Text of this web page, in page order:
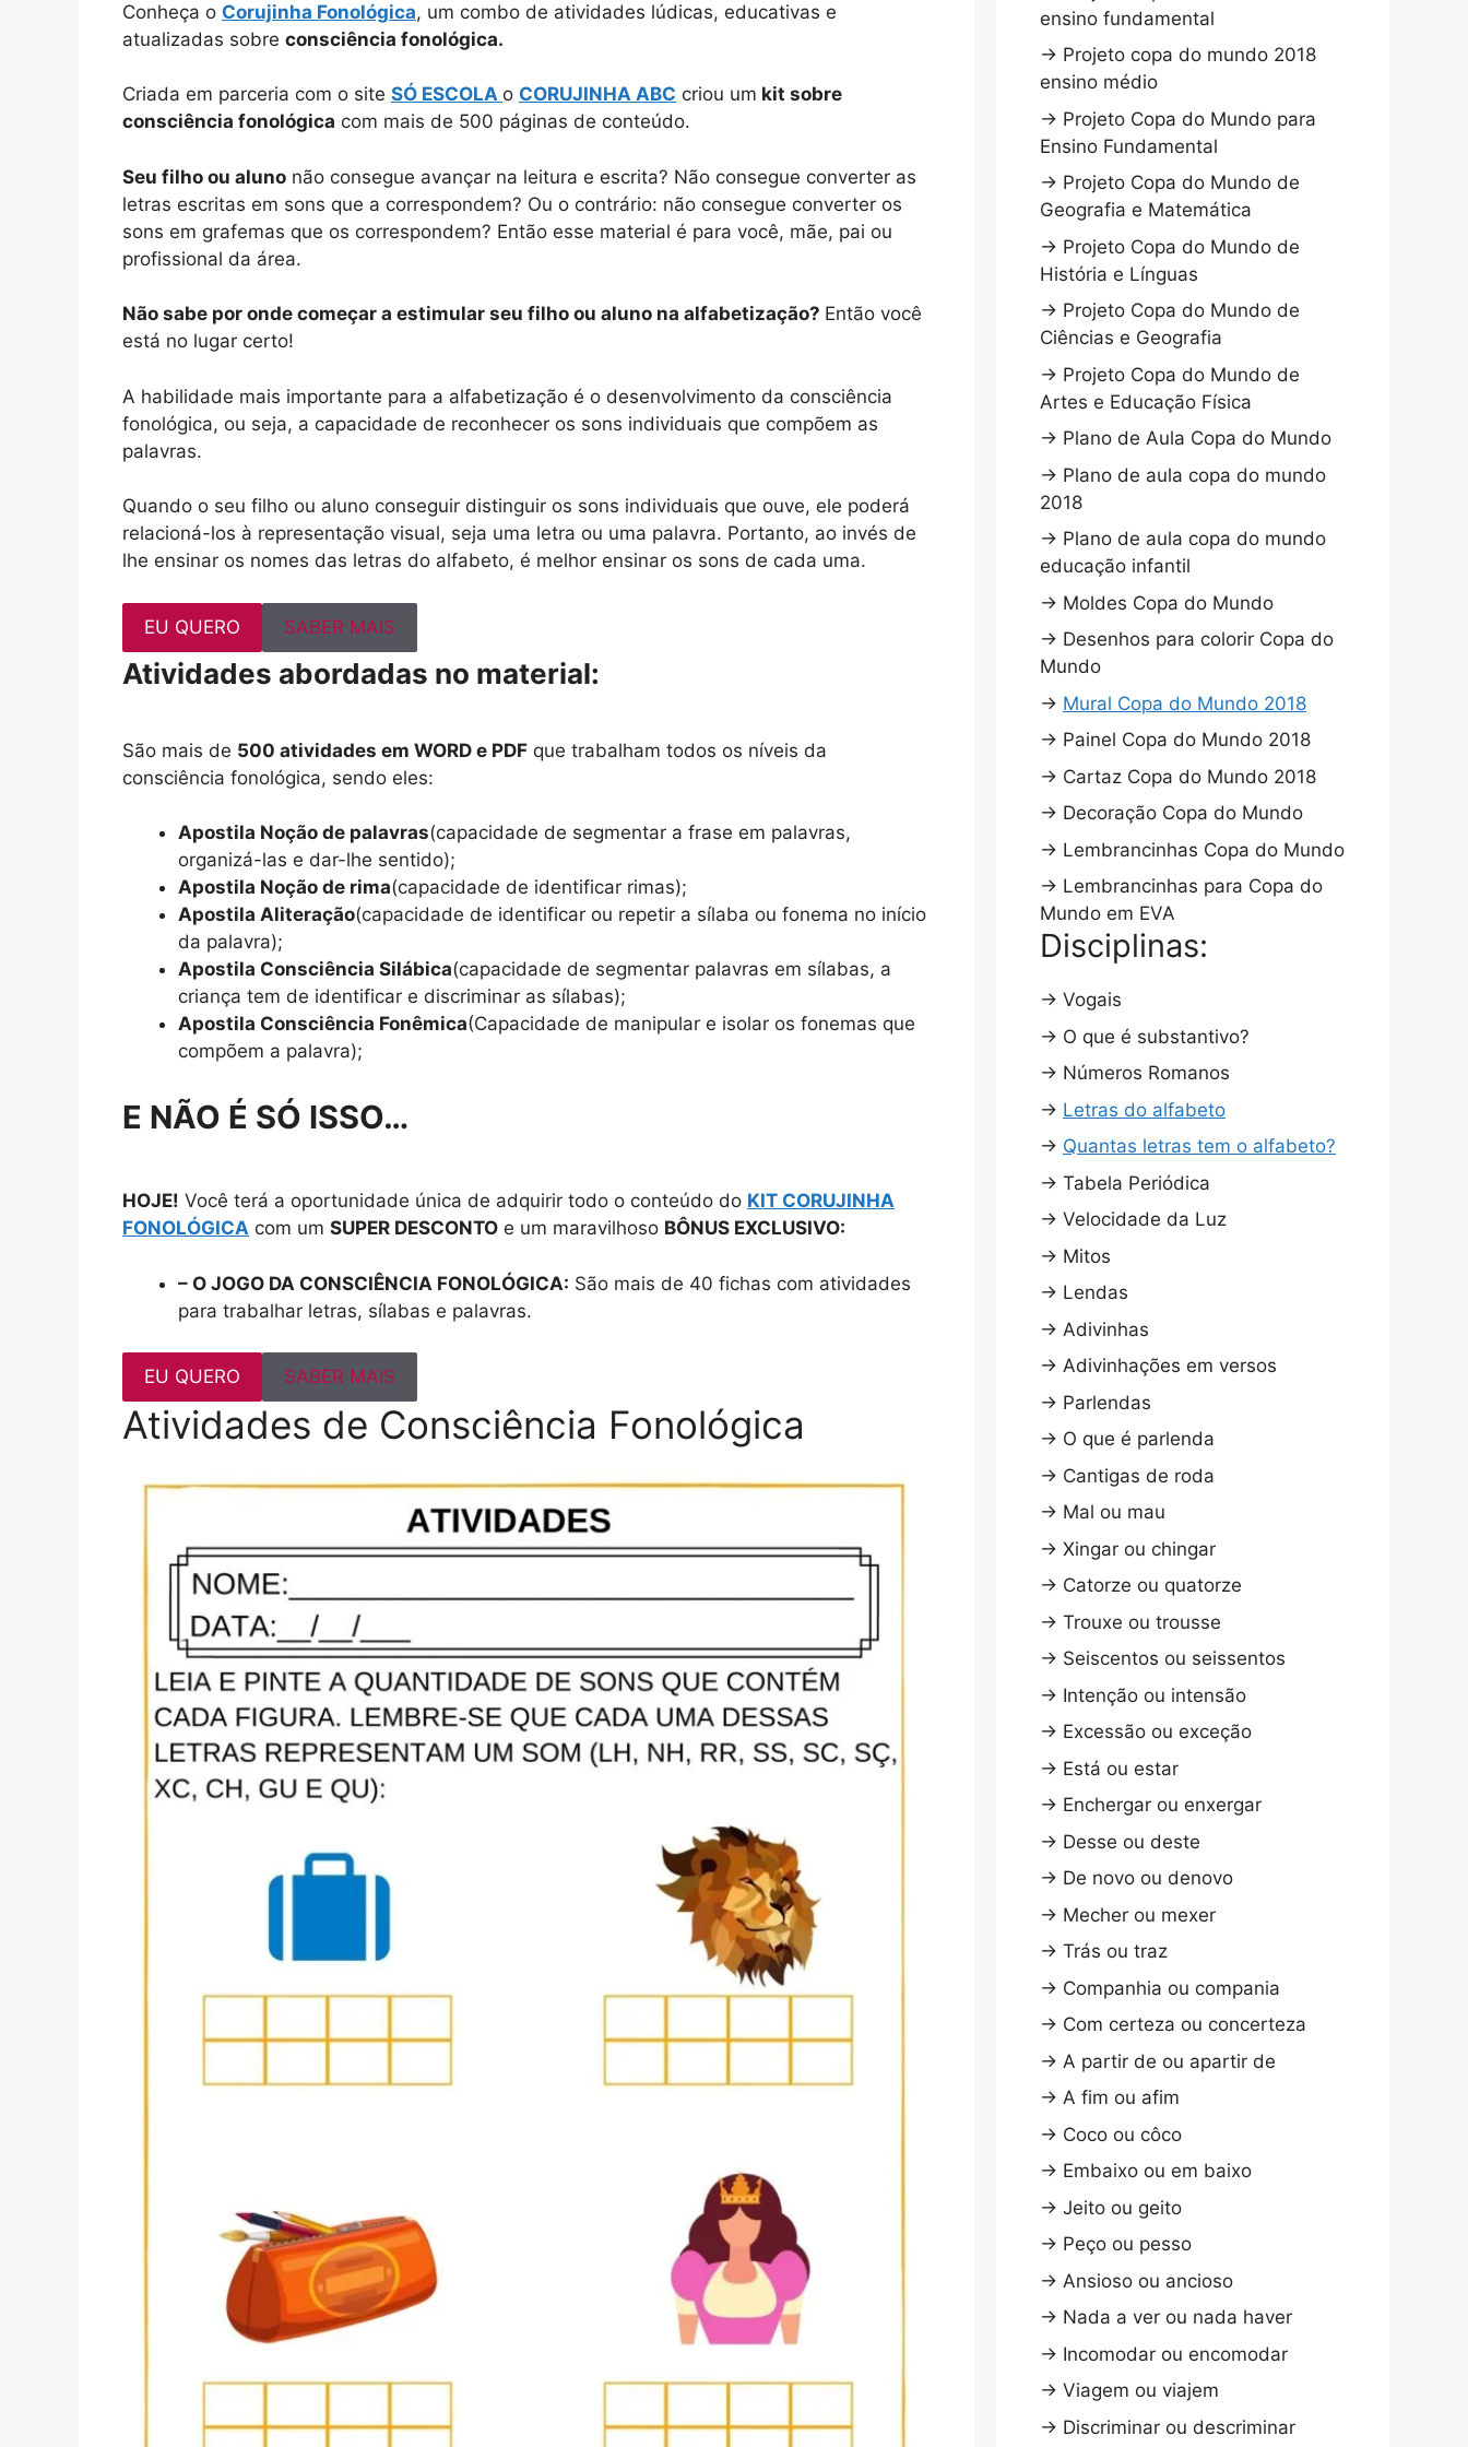
Conheça o Corujinha Fonológica, um combo de atividades lúdicas, educativas e
atualizadas sobre consciência fonológica.
Criada em parceria com o site SÓ ESCOLA o CORUJINHA ABC criou um kit sobre
consciência fonológica com mais de 500 páginas de conteúdo.
Seu filho ou aluno não consegue avançar na leitura e escrita? Não consegue converter as
letras escritas em sons que a correspondem? Ou o contrário: não consegue converter os
sons em grafemas que os correspondem? Então esse material é para você, mãe, pai ou
profissional da área.
Não sabe por onde começar a estimular seu filho ou aluno na alfabetização? Então você
está no lugar certo!
A habilidade mais importante para a alfabetização é o desenvolvimento da consciência
fonológica, ou seja, a capacidade de reconhecer os sons individuais que compõem as
palavras.
Quando o seu filho ou aluno conseguir distinguir os sons individuais que ouve, ele poderá
relacioná-los à representação visual, seja uma letra ou uma palavra. Portanto, ao invés de
lhe ensinar os nomes das letras do alfabeto, é melhor ensinar os sons de cada uma.
EU QUERO SABER MAIS
Atividades abordadas no material:
São mais de 500 atividades em WORD e PDF que trabalham todos os níveis da
consciência fonológica, sendo eles:
Apostila Noção de palavras(capacidade de segmentar a frase em palavras,
organizá-las e dar-lhe sentido);
Apostila Noção de rima(capacidade de identificar rimas);
Apostila Aliteração(capacidade de identificar ou repetir a sílaba ou fonema no início
da palavra);
Apostila Consciência Silábica(capacidade de segmentar palavras em sílabas, a
criança tem de identificar e discriminar as sílabas);
Apostila Consciência Fonêmica(Capacidade de manipular e isolar os fonemas que
compõem a palavra);
E NÃO É SÓ ISSO…
HOJE! Você terá a oportunidade única de adquirir todo o conteúdo do KIT CORUJINHA
FONOLÓGICA com um SUPER DESCONTO e um maravilhoso BÔNUS EXCLUSIVO:
– O JOGO DA CONSCIÊNCIA FONOLÓGICA: São mais de 40 fichas com atividades
para trabalhar letras, sílabas e palavras.
EU QUERO SABER MAIS
Atividades de Consciência Fonológica
ensino fundamental
→ Projeto copa do mundo 2018
ensino médio
→ Projeto Copa do Mundo para
Ensino Fundamental
→ Projeto Copa do Mundo de
Geografia e Matemática
→ Projeto Copa do Mundo de
História e Línguas
→ Projeto Copa do Mundo de
Ciências e Geografia
→ Projeto Copa do Mundo de
Artes e Educação Física
→ Plano de Aula Copa do Mundo
→ Plano de aula copa do mundo
2018
→ Plano de aula copa do mundo
educação infantil
→ Moldes Copa do Mundo
→ Desenhos para colorir Copa do
Mundo
→ Mural Copa do Mundo 2018
→ Painel Copa do Mundo 2018
→ Cartaz Copa do Mundo 2018
→ Decoração Copa do Mundo
→ Lembrancinhas Copa do Mundo
→ Lembrancinhas para Copa do
Mundo em EVA
Disciplinas:
→ Vogais
→ O que é substantivo?
→ Números Romanos
→ Letras do alfabeto
→ Quantas letras tem o alfabeto?
→ Tabela Periódica
→ Velocidade da Luz
→ Mitos
→ Lendas
→ Adivinhas
→ Adivinhações em versos
→ Parlendas
→ O que é parlenda
→ Cantigas de roda
→ Mal ou mau
→ Xingar ou chingar
→ Catorze ou quatorze
→ Trouxe ou trousse
→ Seiscentos ou seissentos
→ Intenção ou intensão
→ Excessão ou exceção
→ Está ou estar
→ Enchergar ou enxergar
→ Desse ou deste
→ De novo ou denovo
→ Mecher ou mexer
→ Trás ou traz
→ Companhia ou compania
→ Com certeza ou concerteza
→ A partir de ou apartir de
→ A fim ou afim
→ Coco ou côco
→ Embaixo ou em baixo
→ Jeito ou geito
→ Peço ou pesso
→ Ansioso ou ancioso
→ Nada a ver ou nada haver
→ Incomodar ou encomodar
→ Viagem ou viajem
→ Discriminar ou descriminar